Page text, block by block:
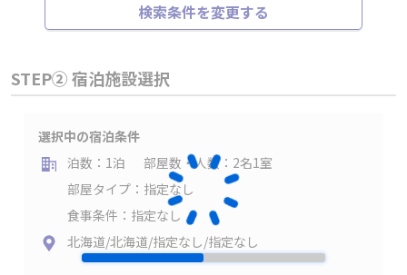
検索条件を変更する
STEP② 宿泊施設選択
選択中の宿泊条件
泊数：1泊
部屋数・人数：2名1室
部屋タイプ：指定なし
食事条件：指定なし
北海道/北海道/指定なし/指定なし